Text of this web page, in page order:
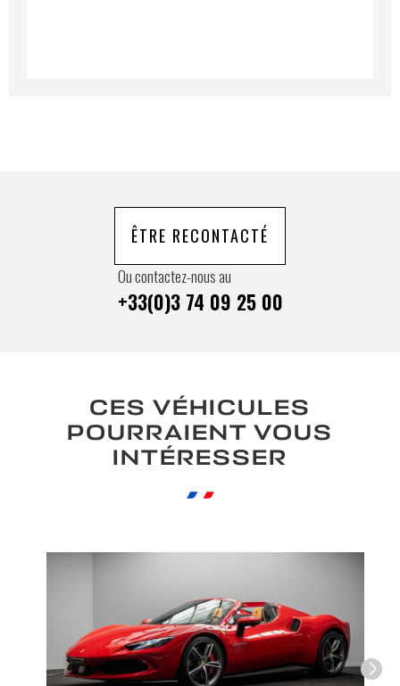
ÊTRE RECONTACTÉ
Ou contactez-nous au
+33(0)3 74 09 25 00
CES VÉHICULES
POURRAIENT VOUS
INTÉRESSER